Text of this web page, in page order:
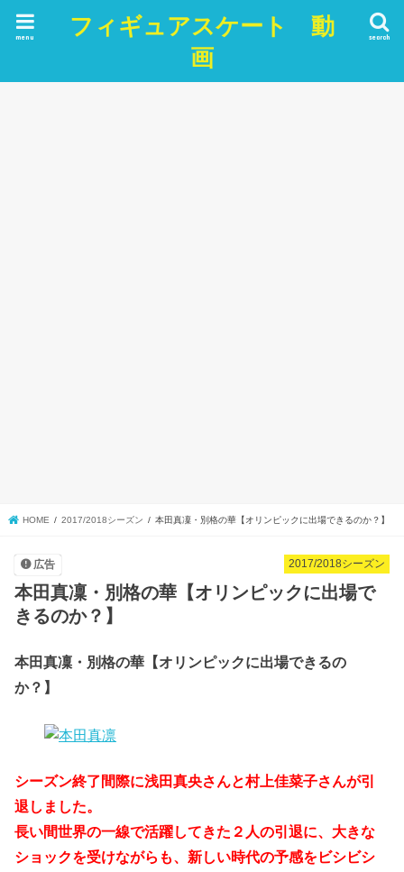
フィギュアスケート 動
画
search
menu
HOME 2017/2018シーズン 本田真凜・別格の華【オリンピックに出場できるのか？】
2017/2018シーズン
広告
本田真凜・別格の華【オリンピックに出場で
きるのか？】
本田真凜・別格の華【オリンピックに出場できるの
か？】
シーズン終了間際に浅田真央さんと村上佳菜子さんが引
退しました。
長い間世界の一線で活躍してきた２人の引退に、大きな
ショックを受けながらも、新しい時代の予感をビシビシ